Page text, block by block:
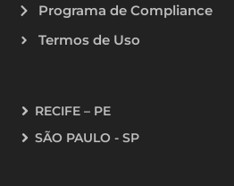
Programa de Compliance
Termos de Uso
RECIFE – PE
SÃO PAULO - SP